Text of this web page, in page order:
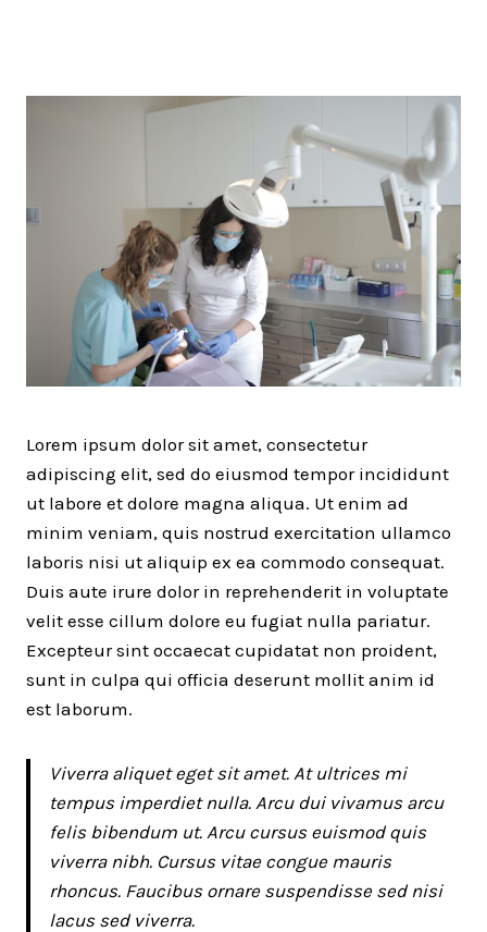
Lorem ipsum dolor sit amet, consectetur
adipiscing elit, sed do eiusmod tempor incididunt
ut labore et dolore magna aliqua. Ut enim ad
minim veniam, quis nostrud exercitation ullamco
laboris nisi ut aliquip ex ea commodo consequat.
Duis aute irure dolor in reprehenderit in voluptate
velit esse cillum dolore eu fugiat nulla pariatur.
Excepteur sint occaecat cupidatat non proident,
sunt in culpa qui officia deserunt mollit anim id
est laborum.
Viverra aliquet eget sit amet. At ultrices mi
tempus imperdiet nulla. Arcu dui vivamus arcu
felis bibendum ut. Arcu cursus euismod quis
viverra nibh. Cursus vitae congue mauris
rhoncus. Faucibus ornare suspendisse sed nisi
lacus sed viverra.